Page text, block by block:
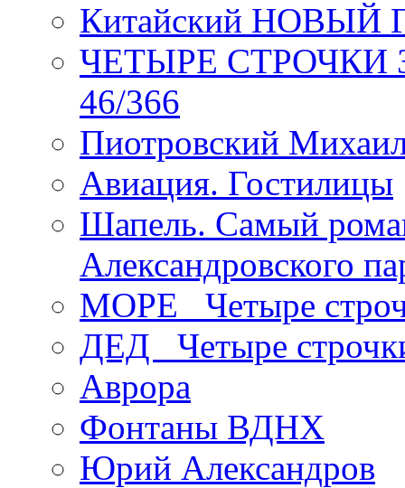
Китайский НОВЫЙ
ЧЕТЫРЕ СТРОЧКИ
46/366
Пиотровский
Авиация. Гостилицы
Шапель. Самый
Александровского
МОРЕ _Четыре
ДЕД _Четыре
Аврора
Фонтаны ВДНХ
Юрий Александров